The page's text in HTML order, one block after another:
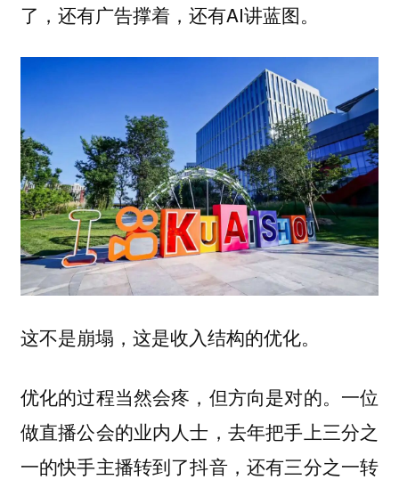
了，还有广告撑着，还有AI讲蓝图。
这不是崩塌，这是收入结构的优化。
优化的过程当然会疼，但方向是对的。一位
做直播公会的业内人士，去年把手上三分之
一的快手主播转到了抖音，还有三分之一转